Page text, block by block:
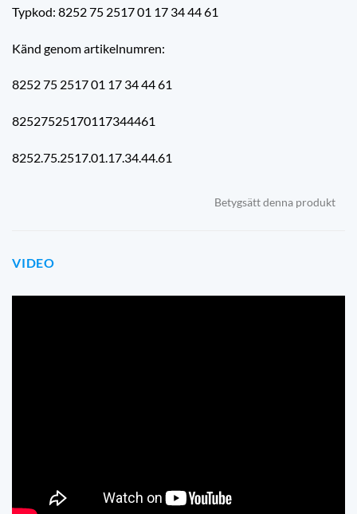
Typkod: 8252 75 2517 01 17 34 44 61
Känd genom artikelnumren:
8252 75 2517 01 17 34 44 61
82527525170117344461
8252.75.2517.01.17.34.44.61
Betygsätt denna produkt
VIDEO